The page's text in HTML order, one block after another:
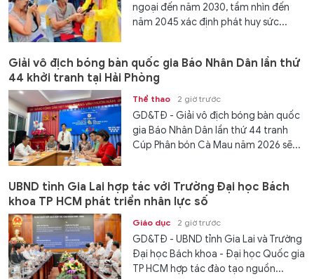
ngoại đến năm 2030, tầm nhìn đến
năm 2045 xác định phát huy sức...
Giải vô địch bóng bàn quốc gia Báo Nhân Dân lần thứ
44 khởi tranh tại Hải Phòng
Thể thao 2 giờ trước
GD&TĐ - Giải vô địch bóng bàn quốc
gia Báo Nhân Dân lần thứ 44 tranh
Cúp Phân bón Cà Mau năm 2026 sẽ...
UBND tỉnh Gia Lai hợp tác với Trường Đại học Bách
khoa TP HCM phát triển nhân lực số
Giáo dục 2 giờ trước
GD&TĐ - UBND tỉnh Gia Lai và Trường
Đại học Bách khoa - Đại học Quốc gia
TP HCM hợp tác đào tạo nguồn...